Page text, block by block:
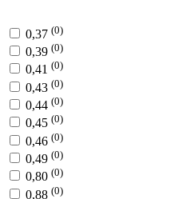
0,37 (0)
0,39 (0)
0,41 (0)
0,43 (0)
0,44 (0)
0,45 (0)
0,46 (0)
0,49 (0)
0,80 (0)
0,88 (0)